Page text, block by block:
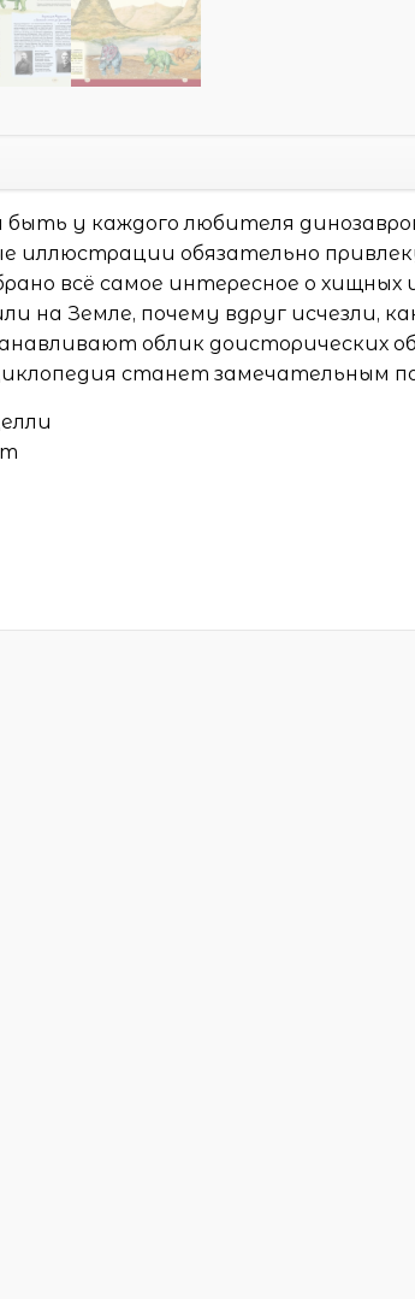
у каждого любителя
иллюстрации обязательно
всё самое интересное о
на Земле, почему вдруг исчезли,
облик
станет замечательным